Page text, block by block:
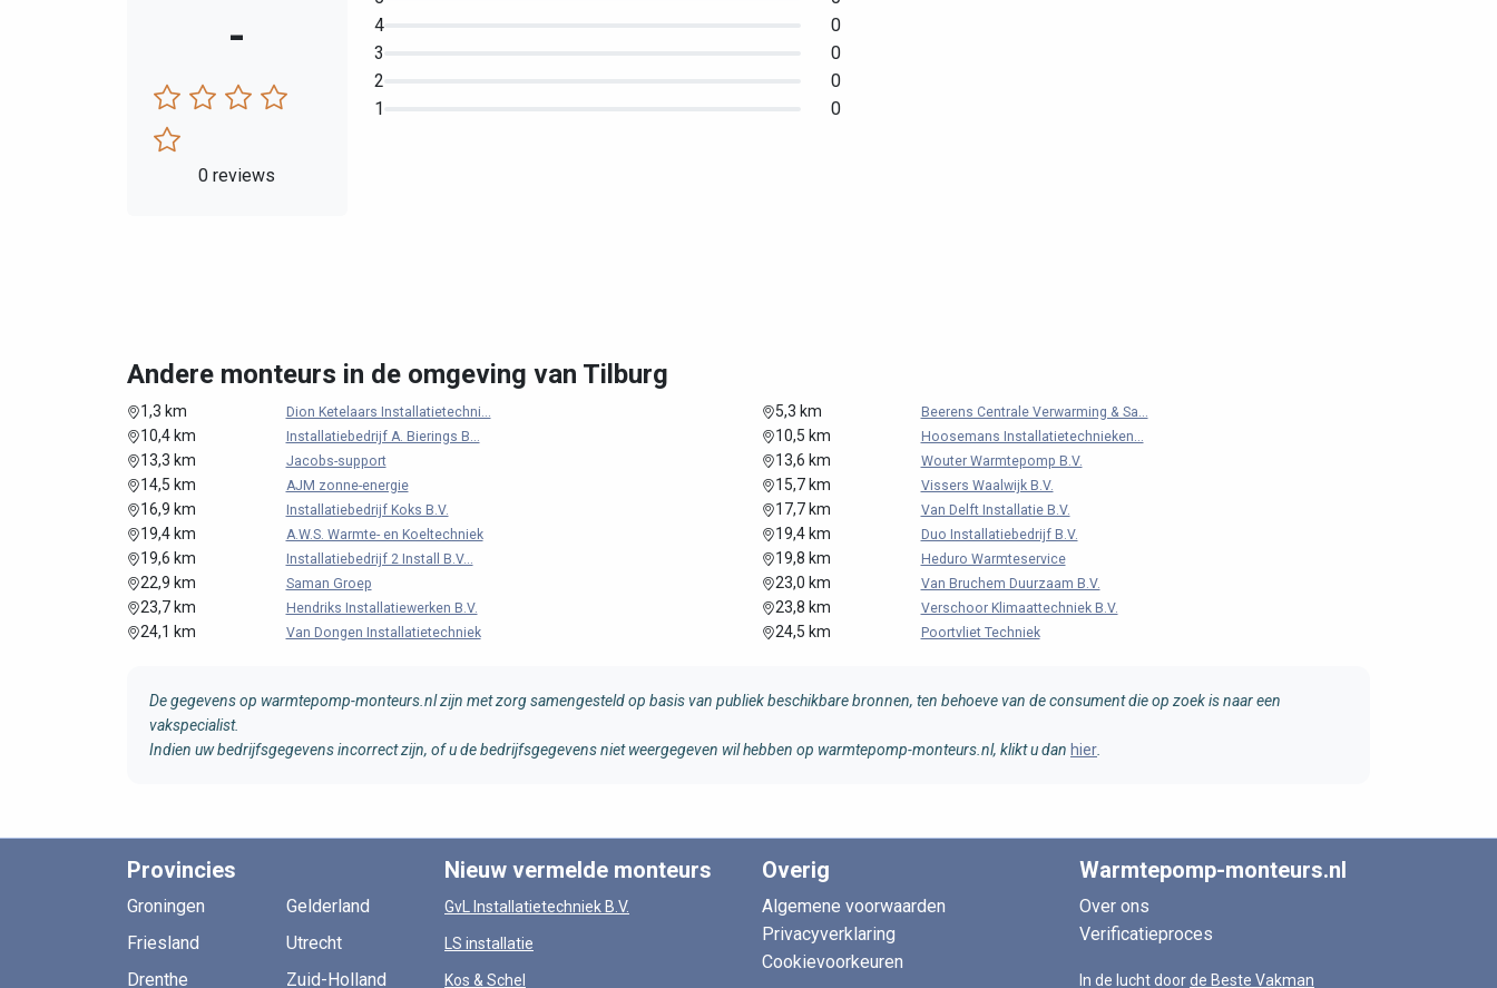
-
0 reviews
4
0
3
0
2
0
1
0
Andere monteurs in de omgeving van Tilburg
1,3 km Dion Ketelaars Installatietechni... 5,3 km Beerens Centrale Verwarming & Sa...
10,4 km Installatiebedrijf A. Bierings B... 10,5 km Hoosemans Installatietechnieken...
13,3 km Jacobs-support 13,6 km Wouter Warmtepomp B.V.
14,5 km AJM zonne-energie 15,7 km Vissers Waalwijk B.V.
16,9 km Installatiebedrijf Koks B.V. 17,7 km Van Delft Installatie B.V.
19,4 km A.W.S. Warmte- en Koeltechniek 19,4 km Duo Installatiebedrijf B.V.
19,6 km Installatiebedrijf 2 Install B.V... 19,8 km Heduro Warmteservice
22,9 km Saman Groep 23,0 km Van Bruchem Duurzaam B.V.
23,7 km Hendriks Installatiewerken B.V. 23,8 km Verschoor Klimaattechniek B.V.
24,1 km Van Dongen Installatietechniek 24,5 km Poortvliet Techniek
De gegevens op warmtepomp-monteurs.nl zijn met zorg samengesteld op basis van publiek beschikbare bronnen, ten behoeve van de consument die op zoek is naar een
vakspecialist.
Indien uw bedrijfsgegevens incorrect zijn, of u de bedrijfsgegevens niet weergegeven wil hebben op warmtepomp-monteurs.nl, klikt u dan hier
Provincies
Groningen
Friesland
Drenthe
Gelderland
Utrecht
Zuid-Holland
Nieuw vermelde monteurs
GvL Installatietechniek B.V.
LS installatie
Kos & Schel
Overig
Algemene voorwaarden
Privacyverklaring
Cookievoorkeuren
Warmtepomp-monteurs.nl
Over ons
Verificatieproces
In de lucht doorde Beste Vakman